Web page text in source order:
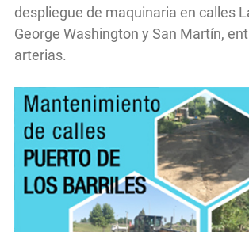
despliegue de maquinaria en calles
George Washington y San Martín,
arterias.